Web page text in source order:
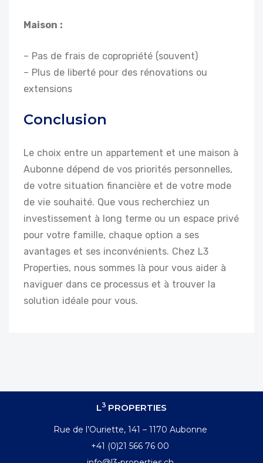
Maison :
– Pas de frais de copropriété (souvent)
– Plus de liberté pour des rénovations ou
extensions
Conclusion
Le choix entre un appartement et une maison à
Aubonne dépend de vos priorités personnelles,
de votre situation financière et de votre mode
de vie souhaité. Que vous recherchiez un
investissement à long terme ou un espace privé
pour votre famille, chaque option a ses
avantages et ses inconvénients. Chez L3
Properties, nous sommes là pour vous aider à
naviguer dans ce processus et à trouver la
solution idéale pour vous.
L3 PROPERTIES
Rue de l’Ouriette, 141 – 1170 Aubonne
+41 (0)21 566 76 00